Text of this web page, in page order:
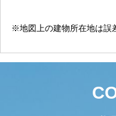
※地図上の建物所在地は誤